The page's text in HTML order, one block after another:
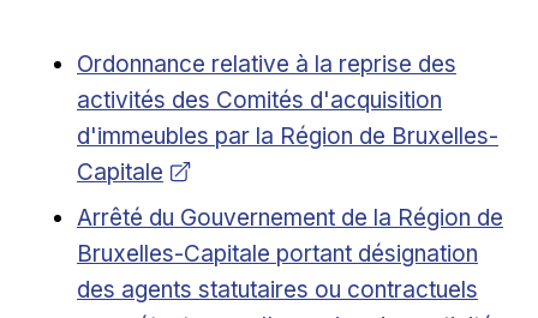
Opens in new window
Ordonnance relative à la reprise des
activités des Comités d'acquisition
d'immeubles par la Région de Bruxelles-
Capitale
External link
Arrêté du Gouvernement de la Région de
Bruxelles-Capitale portant désignation
des agents statutaires ou contractuels